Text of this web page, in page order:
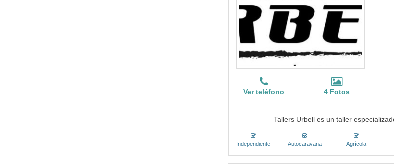
Ver teléfono 4 Fotos
Tallers Urbell es un taller
Independiente Autocaravana Agrícola